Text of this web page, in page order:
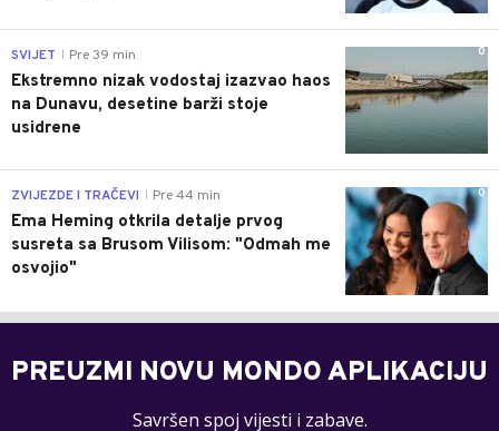
0
SVIJET Pre 39 min
Ekstremno nizak vodostaj izazvao haos
na Dunavu, desetine barži stoje
usidrene
0
ZVIJEZDE I TRAČEVI Pre 44 min
Ema Heming otkrila detalje prvog
susreta sa Brusom Vilisom: "Odmah me
osvojio"
PREUZMI NOVU MONDO APLIKACIJU
Savršen spoj vijesti i zabave.